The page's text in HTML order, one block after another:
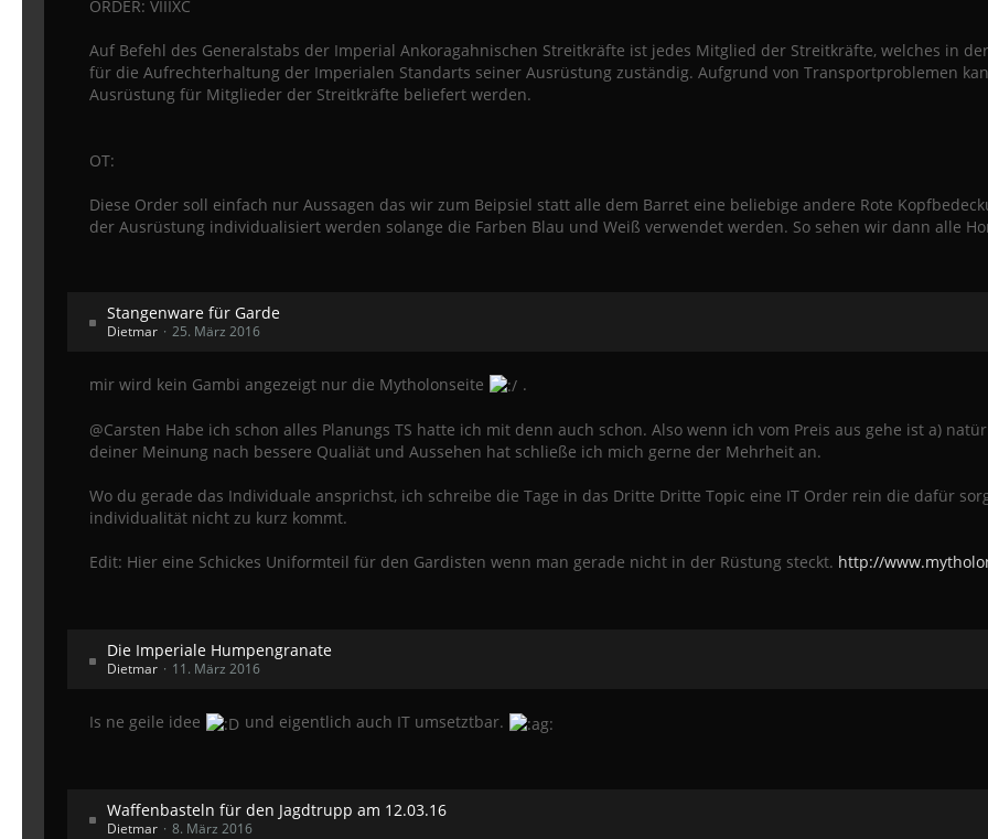
ORDER: VIIIXC
Auf Befehl des Generalstabs der Imperial Ankoragahnischen Streitkräfte ist jedes Mitglied der Streitkräfte, welches in
für die Aufrechterhaltung der Imperialen Standarts seiner Ausrüstung zuständig. Aufgrund von Transportproblemen
Ausrüstung für Mitglieder der Streitkräfte beliefert werden.
OT:
Diese Order soll einfach nur Aussagen das wir zum Beipsiel statt alle dem Barret eine beliebige andere Rote
der Ausrüstung individualisiert werden solange die Farben Blau und Weiß verwendet werden. So sehen wir dann alle
Stangenware für Garde
Dietmar 25. März 2016
mir wird kein Gambi angezeigt nur die Mytholonseite .
@Carsten Habe ich schon alles Planungs TS hatte ich mit denn auch schon. Also wenn ich vom Preis aus gehe ist a)
deiner Meinung nach bessere Qualiät und Aussehen hat schließe ich mich gerne der Mehrheit an.
Wo du gerade das Individuale ansprichst, ich schreibe die Tage in das Dritte Dritte Topic eine IT Order rein die dafür
individualität nicht zu kurz kommt.
Edit: Hier eine Schickes Uniformteil für den Gardisten wenn man gerade nicht in der Rüstung steckt. http://
Die Imperiale Humpengranate
Dietmar 11. März 2016
Is ne geile idee und eigentlich auch IT umsetztbar.
Waffenbasteln für den Jagdtrupp am 12.03.16
Dietmar 8. März 2016